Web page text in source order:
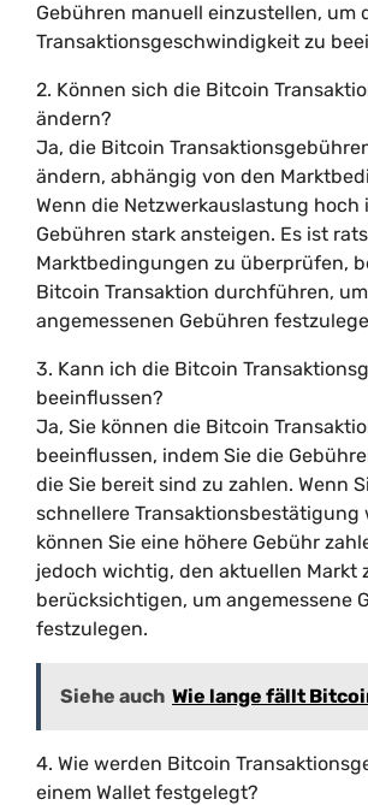
Gebühren manuell einzustellen, um
Transaktionsgeschwindigkeit zu
2. Können sich die Bitcoin
ändern?
Ja, die Bitcoin
ändern, abhängig von den
Wenn die Netzwerkauslastung hoch
Gebühren stark ansteigen. Es ist
Marktbedingungen zu überprüfen,
Bitcoin Transaktion durchführen,
angemessenen Gebühren
3. Kann ich die Bitcoin
beeinflussen?
Ja, Sie können die Bitcoin
beeinflussen, indem Sie die
die Sie bereit sind zu zahlen. Wenn
schnellere Transaktionsbestätigung
können Sie eine höhere Gebühr
jedoch wichtig, den aktuellen Markt
berücksichtigen, um angemessene
festzulegen.
Siehe auch Wie lange fällt
4. Wie werden Bitcoin
einem Wallet festgelegt?